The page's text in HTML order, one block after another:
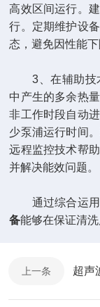
高效区间运行。
行。定期维护设
态，避免因性能下
3、在辅助技术
中产生的多余热
非工作时段自动
少泵浦运行时间
远程监控技术帮
并解决能效问题。
通过综合运用
备能够在保证清
上一条